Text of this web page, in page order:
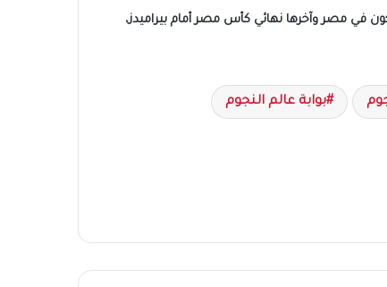
في مصر وآخرها نهائي كأس مصر أمام بيراميدز،
بوابة عالم النجوم